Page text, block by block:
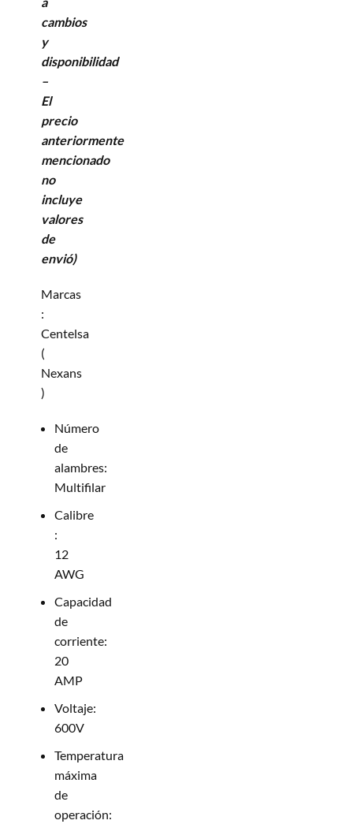
cambios
y
disponibilidad
–
El
precio
anteriormente
mencionado
no
incluye
valores
de
envió)
Marcas
:
Centelsa
(
Nexans
)
Número
de
alambres:
Multifilar
Calibre
:
12
AWG
Capacidad
de
corriente:
20
AMP
Voltaje:
600V
Temperatura
máxima
de
operación: